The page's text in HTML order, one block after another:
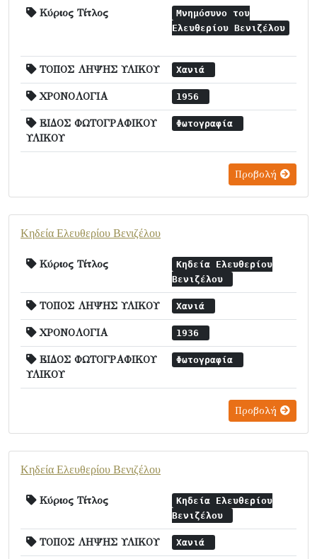
Κύριος Τίτλος
Μνημόσυνο του
Ελευθερίου Βενιζέλου
ΤΟΠΟΣ ΛΗΨΗΣ ΥΛΙΚΟΥ Χανιά
ΧΡΟΝΟΛΟΓΙΑ 1956
ΕΙΔΟΣ ΦΩΤΟΓΡΑΦΙΚΟΥ
ΥΛΙΚΟΥ
Φωτογραφία
Προβολή
Κηδεία Ελευθερίου Βενιζέλου
Κύριος Τίτλος
Κηδεία Ελευθερίου
Βενιζέλου
ΤΟΠΟΣ ΛΗΨΗΣ ΥΛΙΚΟΥ Χανιά
ΧΡΟΝΟΛΟΓΙΑ 1936
ΕΙΔΟΣ ΦΩΤΟΓΡΑΦΙΚΟΥ
ΥΛΙΚΟΥ
Φωτογραφία
Προβολή
Κηδεία Ελευθερίου Βενιζέλου
Κύριος Τίτλος
Κηδεία Ελευθερίου
Βενιζέλου
ΤΟΠΟΣ ΛΗΨΗΣ ΥΛΙΚΟΥ Χανιά